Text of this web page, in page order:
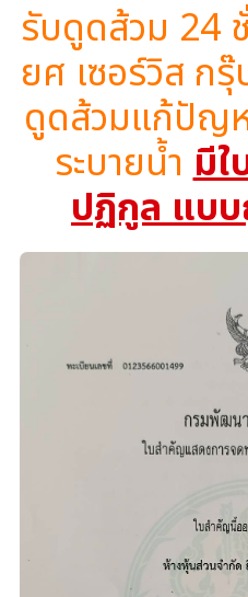
รับดูดส้วม 24
ยศ เซอร์วิส ก
ดูดส้วมแก้ปัญ
ระบายน้ำมีใ
ปฏิกูล แบ